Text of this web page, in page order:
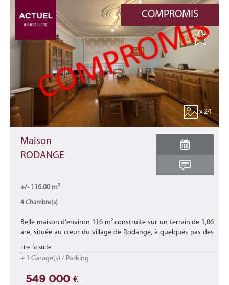
COMPROMIS
x 24
Maison
RODANGE
+/- 116.00 m²
4 Chambre(s)
Belle maison d'environ 116 m² construite sur un terrain de 1,06
are, située au cœur du village de Rodange, à quelques pas des
commerces, des écoles, des crèches, de la gare, des transports e
...
Lire la suite
+ 1 Garage(s) / Parking
549 000 €